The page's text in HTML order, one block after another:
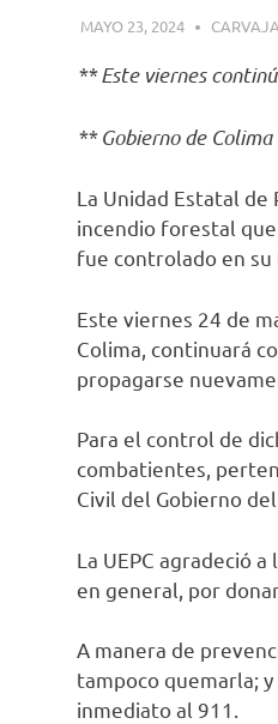
MAYO 23, 2024
** Este viernes
** Gobierno de
La Unidad Estatal
incendio forestal que
fue controlado en
Este viernes 24 de
Colima, continuará
propagarse
Para el control de
combatientes,
Civil del Gobierno
La UEPC agradeció
en general, por
A manera de
tampoco quemarla;
inmediato al 911.